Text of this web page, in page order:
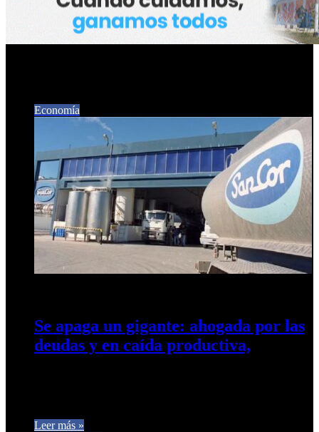
Economía
Se apaga un gigante: ahogada por las
deudas y en caída productiva,
Leer más »